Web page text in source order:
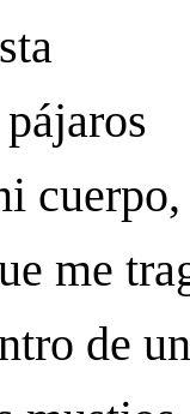
me
de